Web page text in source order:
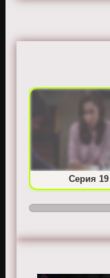
Серия 19